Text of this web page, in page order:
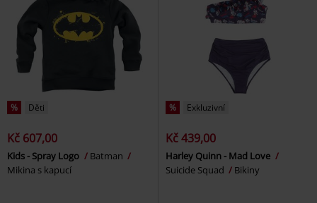
% Děti
Kč 607,00
Kids - Spray Logo
Batman
Mikina s kapucí
% Exkluzivní
Kč 439,00
Harley Quinn - Mad Love
Suicide Squad
Bikiny